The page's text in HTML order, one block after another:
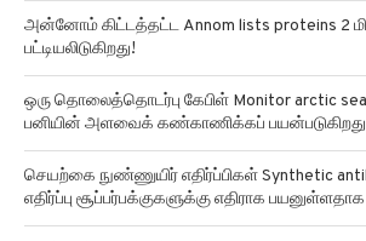
அன்னோம் கிட்டத்தட்ட Annom lists proteins 2
பட்டியலிடுகிறது!
ஒரு தொலைத்தொடர்பு கேபிள் Monitor arctic
பனியின் அளவைக் கண்காணிக்கப்
செயற்கை நுண்ணுயிர் எதிர்ப்பிகள் Synthetic
எதிர்ப்பு சூப்பர்பக்குகளுக்கு எதிராக